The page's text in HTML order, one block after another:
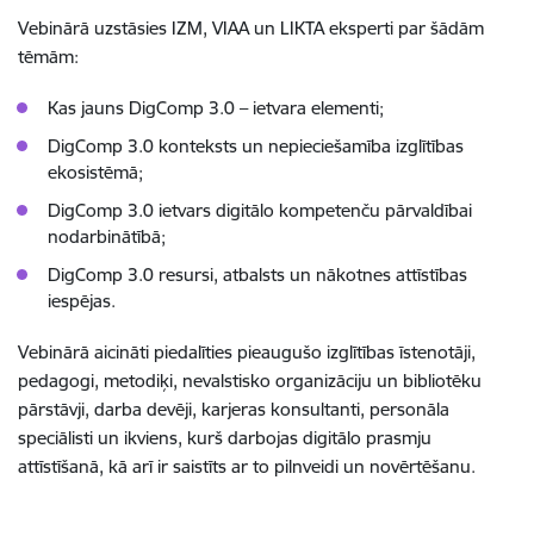
Vebinārā uzstāsies IZM, VIAA un LIKTA eksperti par šādām
tēmām:
Kas jauns DigComp 3.0 – ietvara elementi;
DigComp 3.0 konteksts un nepieciešamība izglītības
ekosistēmā;
DigComp 3.0 ietvars digitālo kompetenču pārvaldībai
nodarbinātībā;
DigComp 3.0 resursi, atbalsts un nākotnes attīstības
iespējas.
Vebinārā aicināti piedalīties pieaugušo izglītības īstenotāji,
pedagogi, metodiķi, nevalstisko organizāciju un bibliotēku
pārstāvji, darba devēji, karjeras konsultanti, personāla
speciālisti un ikviens, kurš darbojas digitālo prasmju
attīstīšanā, kā arī ir saistīts ar to pilnveidi un novērtēšanu.